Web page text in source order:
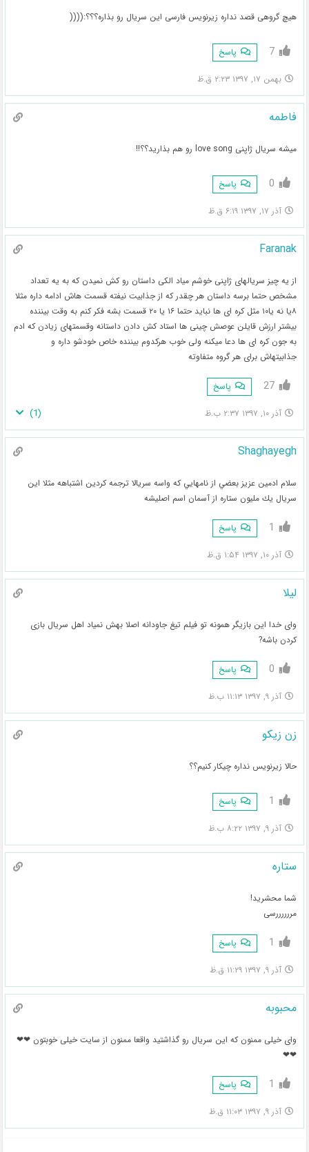
هیچ گروهی قصد نداره زیرنویس فارسی این سریال رو بذاره؟؟؟:((((
7 پاسخ
بهمن ۱۷, ۱۳۹۷ ۲:۲۳ ق.ظ
فاطمه
میشه سریال ژاپنی love song رو هم بذارید؟؟!!
0 پاسخ
آذر ۱۷, ۱۳۹۷ ۶:۱۹ ق.ظ
Faranak
از یه چیز سریالهای ژاپنی خوشم میاد الکی داستان رو کش نمیدن که به یه تعداد
مشخص حتما برسه داستان هر چقدر که از جذابیت نیفته قسمت هاش ادامه داره مثلا
۸یا نه یا۱۰ مثل کره ای ها نباید حتما ۱۶ یا ۲۰ قسمت بشه فکر کنم به وقت بیننده
بیشتر ارزش قایلن عوصش چینی ها استاد کش دادن داستانه وقسمتهای زیادن که ادم
به جون کره ای ها دعا میکنه ولی خوب هرکدوم بیننده خاص خودشو داره و
جذابیتهاش برای هر گروه متفاوته
27 پاسخ
آذر ۱۰, ۱۳۹۷ ۲:۳۷ ب.ظ (
1
)
Shaghayegh
سلام ادمين عزيز بعضي از نامهايي كه واسه سريالا ترجمه كردين اشتباهه مثلا اين
سريال يك مليون ستاره از آسمان اسم اصليشه
1 پاسخ
آذر ۱۰, ۱۳۹۷ ۱:۵۴ ق.ظ
لیلا
وای خدا این بازیگر همونه تو فیلم تیغ جاودانه اصلا بهش نمیاد اهل سریال بازی
کردن باشه?
0 پاسخ
آذر ۹, ۱۳۹۷ ۱۱:۱۳ ب.ظ
زن زیکو
حالا زیرنویس نداره چیکار کنیم؟؟
1 پاسخ
آذر ۹, ۱۳۹۷ ۸:۲۲ ب.ظ
ستاره
شما محشرید!
مررررررسی
1 پاسخ
آذر ۹, ۱۳۹۷ ۱۱:۲۹ ق.ظ
محبوبه
وای خیلی ممنون که این سریال رو گذاشتید واقعا ممنون از سایت خیلی خوبتون ❤❤
❤❤
1 پاسخ
آذر ۹, ۱۳۹۷ ۱۱:۰۳ ق.ظ